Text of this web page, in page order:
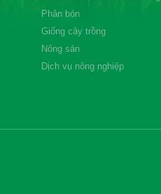
Phân bón
Giống cây trồng
Nông sản
Dịch vụ nông nghiệp